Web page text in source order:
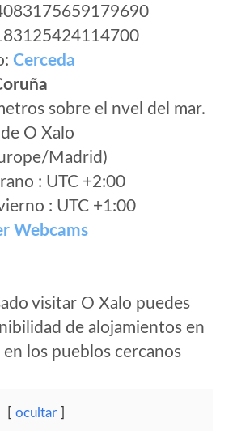
Cerceda
sobre el nvel del mar.
O Xalo
Madrid)
: UTC +2:00
: UTC +1:00
Webcams
visitar O Xalo puedes
de alojamientos en
los pueblos cercanos
ocultar